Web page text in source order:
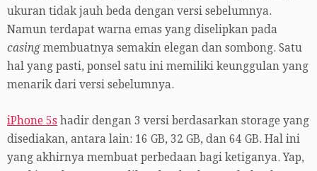
ukuran tidak jauh beda dengan versi sebelumnya.
Namun terdapat warna emas yang diselipkan pada
casing membuatnya semakin elegan dan sombong. Satu
hal yang pasti, ponsel satu ini memiliki keunggulan yang
menarik dari versi sebelumnya.
iPhone 5s hadir dengan 3 versi berdasarkan storage yang
disediakan, antara lain: 16 GB, 32 GB, dan 64 GB. Hal ini
yang akhirnya membuat perbedaan bagi ketiganya. Yap,